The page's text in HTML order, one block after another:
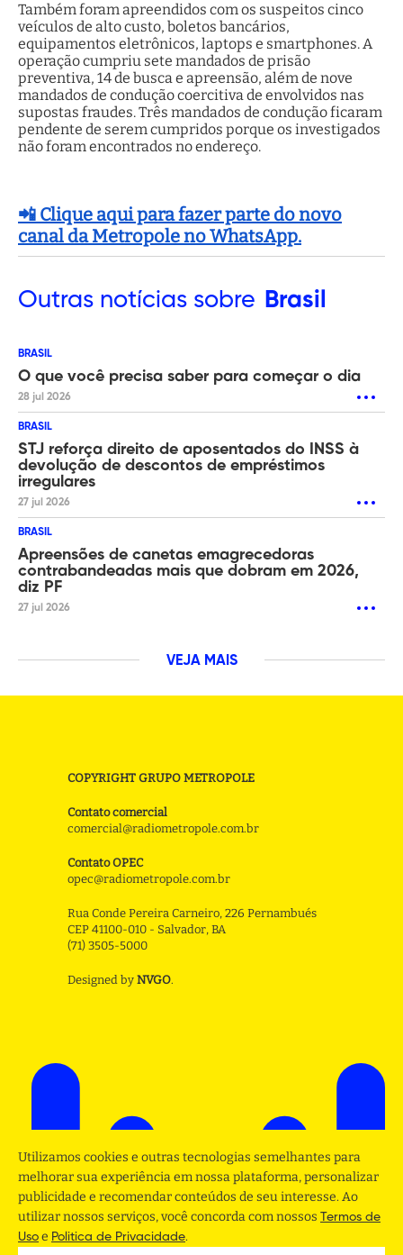
Também foram apreendidos com os suspeitos cinco
veículos de alto custo, boletos bancários,
equipamentos eletrônicos, laptops e smartphones. A
operação cumpriu sete mandados de prisão
preventiva, 14 de busca e apreensão, além de nove
mandados de condução coercitiva de envolvidos nas
supostas fraudes. Três mandados de condução ficaram
pendente de serem cumpridos porque os investigados
não foram encontrados no endereço.
📲 Clique aqui para fazer parte do novo
canal da Metropole no WhatsApp.
Outras notícias sobre Brasil
BRASIL
O que você precisa saber para começar o dia
28 jul 2026
BRASIL
STJ reforça direito de aposentados do INSS à
devolução de descontos de empréstimos
irregulares
27 jul 2026
BRASIL
Apreensões de canetas emagrecedoras
contrabandeadas mais que dobram em 2026,
diz PF
27 jul 2026
VEJA MAIS
COPYRIGHT GRUPO METROPOLE
Contato comercial
comercial@radiometropole.com.br
Contato OPEC
opec@radiometropole.com.br
Rua Conde Pereira Carneiro, 226 Pernambués
CEP 41100-010 - Salvador, BA
(71) 3505-5000
Designed by NVGO.
Utilizamos cookies e outras tecnologias semelhantes para
melhorar sua experiência em nossa plataforma, personalizar
publicidade e recomendar conteúdos de seu interesse. Ao
utilizar nossos serviços, você concorda com nossos Termos de
Uso e Politica de Privacidade.